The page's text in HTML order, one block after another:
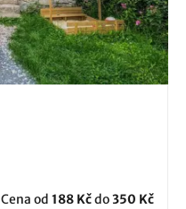
Cena od 188 Kčdo350 Kč